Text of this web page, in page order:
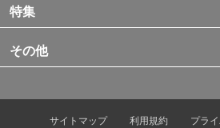
特集
その他
サイトマップ 利用規約 プラ